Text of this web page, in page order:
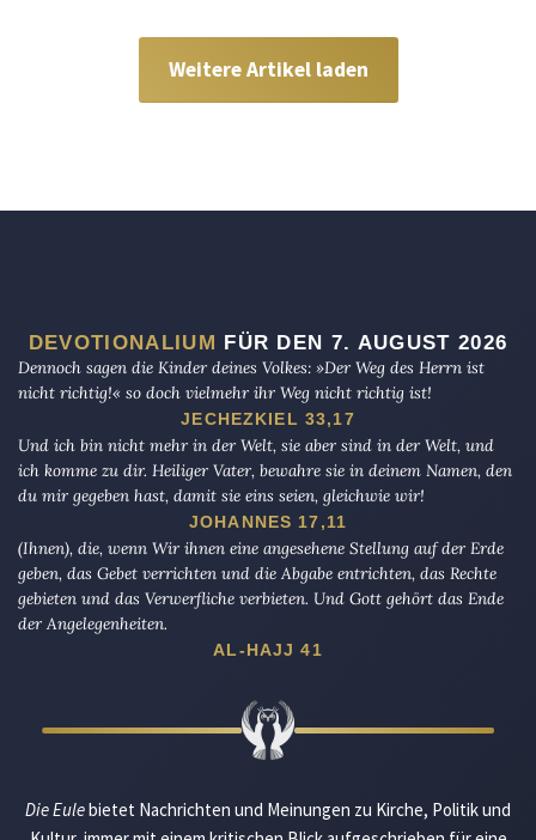
Weitere Artikel laden
DEVOTIONALIUM FÜR DEN 7. AUGUST 2026
Dennoch sagen die Kinder deines Volkes: »Der Weg des Herrn ist
nicht richtig!« so doch vielmehr ihr Weg nicht richtig ist!
JECHEZKIEL 33,17
Und ich bin nicht mehr in der Welt, sie aber sind in der Welt, und
ich komme zu dir. Heiliger Vater, bewahre sie in deinem Namen, den
du mir gegeben hast, damit sie eins seien, gleichwie wir!
JOHANNES 17,11
(Ihnen), die, wenn Wir ihnen eine angesehene Stellung auf der Erde
geben, das Gebet verrichten und die Abgabe entrichten, das Rechte
gebieten und das Verwerfliche verbieten. Und Gott gehört das Ende
der Angelegenheiten.
AL-HAJJ 41
Die Eulebietet Nachrichten und Meinungen zu Kirche, Politik und